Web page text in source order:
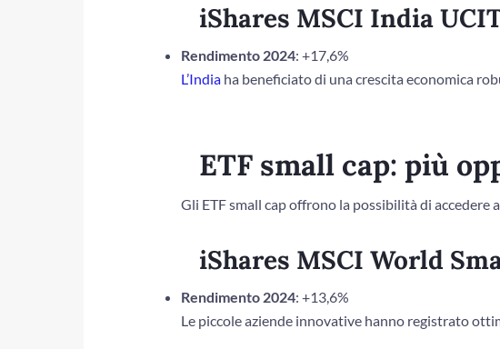
iShares MSCI India
Rendimento 2024: +17,6%
L’Indiaha beneficiato di una crescita economica
ETF small cap: più
Gli ETF small cap offrono la possibilità di accedere
iShares MSCI World
Rendimento 2024: +13,6%
Le piccole aziende innovative hanno registrato